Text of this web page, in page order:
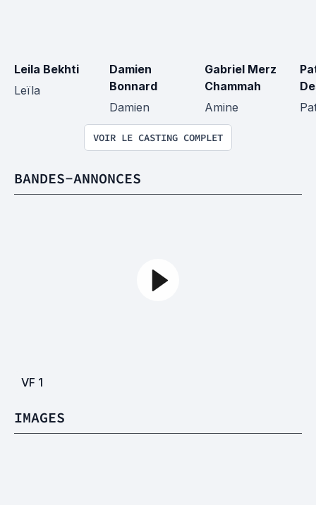
Leila Bekhti
Leïla
Damien
Bonnard
Damien
Gabriel Merz
Chammah
Amine
VOIR LE CASTING COMPLET
BANDES-ANNONCES
VF 1
IMAGES